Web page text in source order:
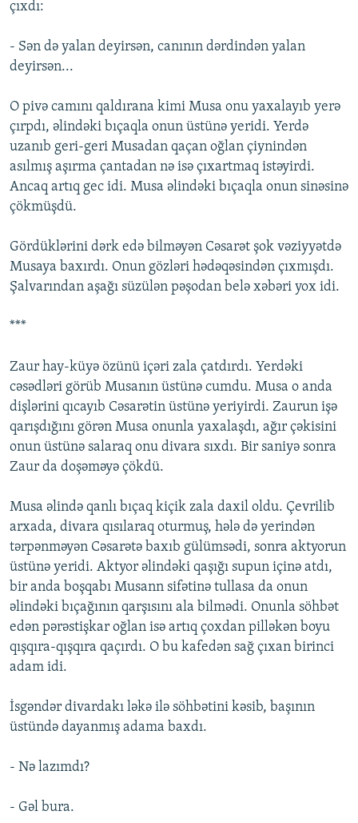
çıxdı:
- Sən də yalan deyirsən, canının dərdindən yalan
deyirsən...
O pivə camını qaldırana kimi Musa onu yaxalayıb yerə
çırpdı, əlindəki bıçaqla onun üstünə yeridi. Yerdə
uzanıb geri-geri Musadan qaçan oğlan çiynindən
asılmış aşırma çantadan nə isə çıxartmaq istəyirdi.
Ancaq artıq gec idi. Musa əlindəki bıçaqla onun sinəsinə
çökmüşdü.
Gördüklərini dərk edə bilməyən Cəsarət şok vəziyyətdə
Musaya baxırdı. Onun gözləri hədəqəsindən çıxmışdı.
Şalvarından aşağı süzülən pəşodan belə xəbəri yox idi.
***
Zaur hay-küyə özünü içəri zala çatdırdı. Yerdəki
cəsədləri görüb Musanın üstünə cumdu. Musa o anda
dişlərini qıcayıb Cəsarətin üstünə yeriyirdi. Zaurun işə
qarışdığını görən Musa onunla yaxalaşdı, ağır çəkisini
onun üstünə salaraq onu divara sıxdı. Bir saniyə sonra
Zaur da doşəməyə çökdü.
Musa əlində qanlı bıçaq kiçik zala daxil oldu. Çevrilib
arxada, divara qısılaraq oturmuş, hələ də yerindən
tərpənməyən Cəsarətə baxıb gülümsədi, sonra aktyorun
üstünə yeridi. Aktyor əlindəki qaşığı supun içinə atdı,
bir anda boşqabı Musann sifətinə tullasa da onun
əlindəki bıçağının qarşısını ala bilmədi. Onunla söhbət
edən pərəstişkar oğlan isə artıq çoxdan pilləkən boyu
qışqıra-qışqıra qaçırdı. O bu kafedən sağ çıxan birinci
adam idi.
İsgəndər divardakı ləkə ilə söhbətini kəsib, başının
üstündə dayanmış adama baxdı.
- Nə lazımdı?
- Gəl bura.